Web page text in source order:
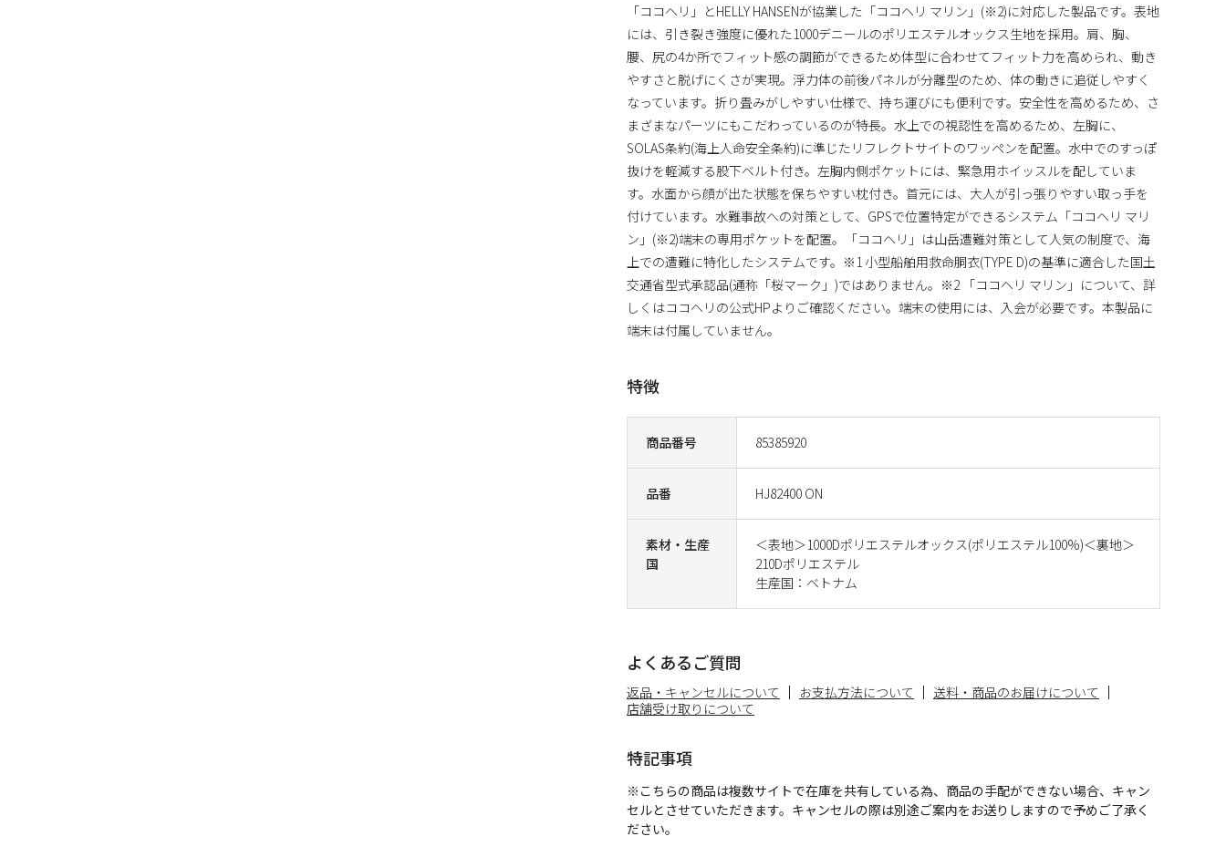
商品番号 85385920
品番 HJ82400 ON
素材・生産
国
＜表地＞1000Dポリエステルオックス(ポリエステル100%)＜裏地＞
210Dポリエステル
生産国：ベトナム
「ココヘリ」とHELLY HANSENが協業した「ココヘリ マリン」(※2)に対応した製品です。表地
には、引き裂き強度に優れた1000デニールのポリエステルオックス生地を採用。肩、胸、
腰、尻の4か所でフィット感の調節ができるため体型に合わせてフィット力を高められ、動き
やすさと脱げにくさが実現。浮力体の前後パネルが分離型のため、体の動きに追従しやすく
なっています。折り畳みがしやすい仕様で、持ち運びにも便利です。安全性を高めるため、さ
まざまなパーツにもこだわっているのが特長。水上での視認性を高めるため、左胸に、
SOLAS条約(海上人命安全条約)に準じたリフレクトサイトのワッペンを配置。水中でのすっぽ
抜けを軽減する股下ベルト付き。左胸内側ポケットには、緊急用ホイッスルを配していま
す。水面から顔が出た状態を保ちやすい枕付き。首元には、大人が引っ張りやすい取っ手を
付けています。水難事故への対策として、GPSで位置特定ができるシステム「ココヘリ マリ
ン」(※2)端末の専用ポケットを配置。「ココヘリ」は山岳遭難対策として人気の制度で、海
上での遭難に特化したシステムです。※1 小型船舶用救命胴衣(TYPE D)の基準に適合した国土
交通省型式承認品(通称「桜マーク」)ではありません。※2 「ココヘリ マリン」について、詳
しくはココヘリの公式HPよりご確認ください。端末の使用には、入会が必要です。本製品に
端末は付属していません。
特徴
よくあるご質問
返品・キャンセルについて お支払方法について
送料・商品のお届けについて
店舗受け取りについて
特記事項
※こちらの商品は複数サイトで在庫を共有している為、商品の手配ができない場合、キャン
セルとさせていただきます。キャンセルの際は別途ご案内をお送りしますので予めご了承く
ださい。